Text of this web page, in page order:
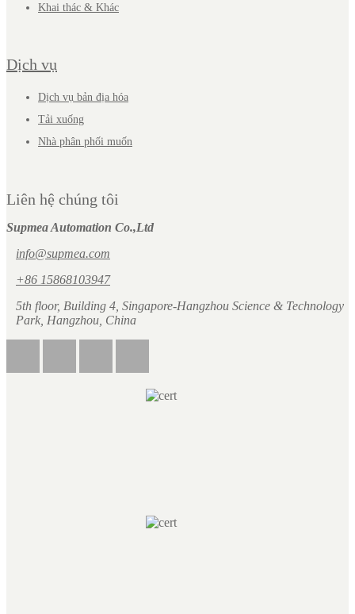
Khai thác & Khác
Dịch vụ
Dịch vụ bản địa hóa
Tải xuống
Nhà phân phối muốn
Liên hệ chúng tôi
Supmea Automation Co.,Ltd
info@supmea.com
+86 15868103947
5th floor, Building 4, Singapore-Hangzhou Science & Technology
Park, Hangzhou, China